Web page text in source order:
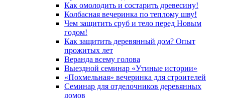
Как омолодить и состарить древесину!
Колбасная вечеринка по теплому шву!
Чем защитить сруб и тело перед Новым
годом!
Как защитить деревянный дом? Опыт
прожитых лет
Веранда всему голова
Выездной семинар «Утиные истории»
«Похмельная» вечеринка для строителей
Семинар для отделочников деревянных
домов